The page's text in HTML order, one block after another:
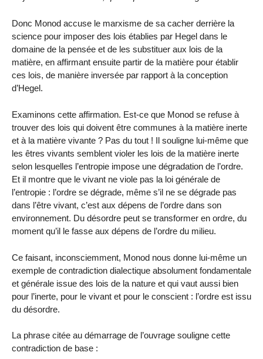
Donc Monod accuse le marxisme de sa cacher derrière la
science pour imposer des lois établies par Hegel dans le
domaine de la pensée et de les substituer aux lois de la
matière, en affirmant ensuite partir de la matière pour établir
ces lois, de manière inversée par rapport à la conception
d’Hegel.
Examinons cette affirmation. Est-ce que Monod se refuse à
trouver des lois qui doivent être communes à la matière inerte
et à la matière vivante ? Pas du tout ! Il souligne lui-même que
les êtres vivants semblent violer les lois de la matière inerte
selon lesquelles l’entropie impose une dégradation de l’ordre.
Et il montre que le vivant ne viole pas la loi générale de
l’entropie : l’ordre se dégrade, même s’il ne se dégrade pas
dans l’être vivant, c’est aux dépens de l’ordre dans son
environnement. Du désordre peut se transformer en ordre, du
moment qu’il le fasse aux dépens de l’ordre du milieu.
Ce faisant, inconsciemment, Monod nous donne lui-même un
exemple de contradiction dialectique absolument fondamentale
et générale issue des lois de la nature et qui vaut aussi bien
pour l’inerte, pour le vivant et pour le conscient : l’ordre est issu
du désordre.
La phrase citée au démarrage de l’ouvrage souligne cette
contradiction de base :